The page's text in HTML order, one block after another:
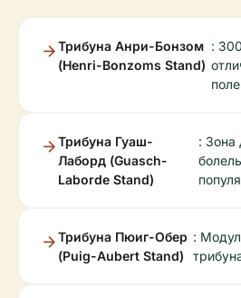
Трибуна Анри-Бонзом
(Henri-Bonzoms Stand)
:
Трибуна Гуаш-
Лаборд (Guasch-
Laborde Stand)
: Зона
Трибуна Пюиг-Обер
(Puig-Aubert Stand)
: